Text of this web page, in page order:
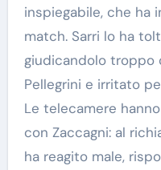
inspiegabile, che ha
match. Sarri lo ha
giudicandolo troppo
Pellegrini e irritato
Le telecamere
con Zaccagni: al
ha reagito male,